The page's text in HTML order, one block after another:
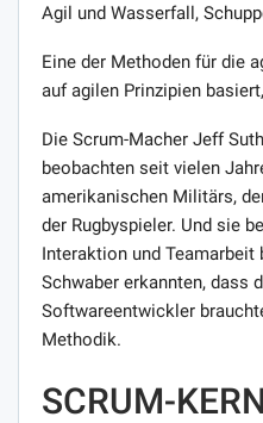
Agil und Wasserfall,
Eine der Methoden für die
auf agilen Prinzipien
Die Scrum-Macher Jeff
beobachten seit vielen
amerikanischen Militärs,
der Rugbyspieler. Und sie
Interaktion und Teamarbeit
Schwaber erkannten, dass
Softwareentwickler
Methodik.
SCRUM-